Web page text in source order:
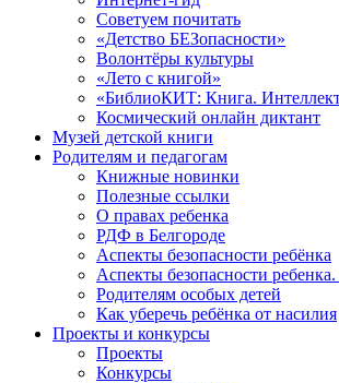
Советуем почитать
«Детство БЕЗопасности»
Волонтёры культуры
«Лето с книгой»
«БиблиоКИТ: Книга.
Космический онлайн диктант
Музей детской книги
Родителям и педагогам
Книжные новинки
Полезные ссылки
О правах ребенка
РДФ в Белгороде
Аспекты безопасности ребёнка
Аспекты безопасности
Родителям особых детей
Как уберечь ребёнка от насилия
Проекты и конкурсы
Проекты
Конкурсы